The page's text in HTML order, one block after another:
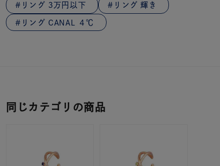
リング 3万円以下 リング 輝き
リング CANAL ４℃
同じカテゴリの商品